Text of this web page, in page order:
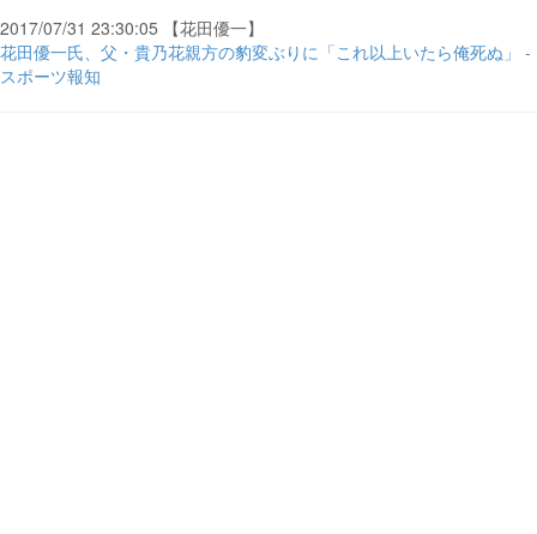
2017/07/31 23:30:05 【花田優一】
花田優一氏、父・貴乃花親方の豹変ぶりに「これ以上いたら俺死ぬ」 -
スポーツ報知